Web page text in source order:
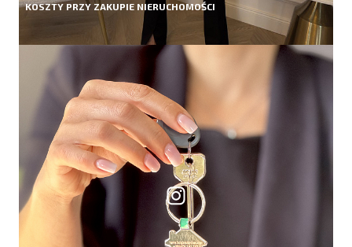
KOSZTY PRZY ZAKUPIE NIERUCHOMOŚCI